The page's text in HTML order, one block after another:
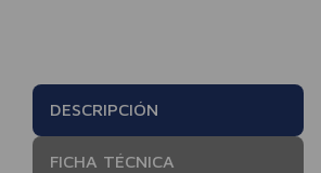
DESCRIPCIÓN
FICHA TÉCNICA